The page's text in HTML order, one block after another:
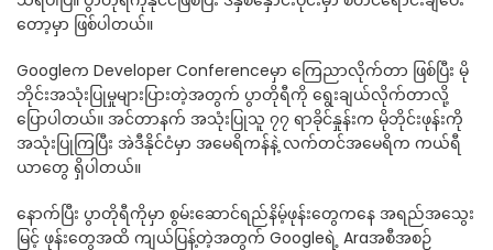
တော့မှာ ဖြစ်ပါတယ်။
Googleက Developer Conferenceမှာ ကြေညာလိုက်တာ ဖြစ်ပြီး မို
ဘိုင်းအသုံးပြုမှုများပြားတဲ့အတွက် ပွာတိုရီကို ရွေးချယ်လိုက်တာလို့
ပြောပါတယ်။ အင်တာနက် အသုံးပြုသူ ၇၇ ရာခိုင်နှုန်းက မိုဘိုင်းဖုန်းကို
အသုံးပြုကြပြီး အဲဒီနိုင်ငံမှာ အမေရိကန်နဲ့ လက်တင်အမေရိက ကယ်ရီ
ယာတွေ ရှိပါတယ်။
နောက်ပြီး ပွာတိုရီကိုမှာ စွမ်းဆောင်ရည်နိမ့်ဖုန်းတွေကနေ အရည်အသွေး
မြင့် ဖုန်းတွေအထိ ကျယ်ပြန့်တဲ့အတွက် Googleရဲ့ Araအစီအစဉ်